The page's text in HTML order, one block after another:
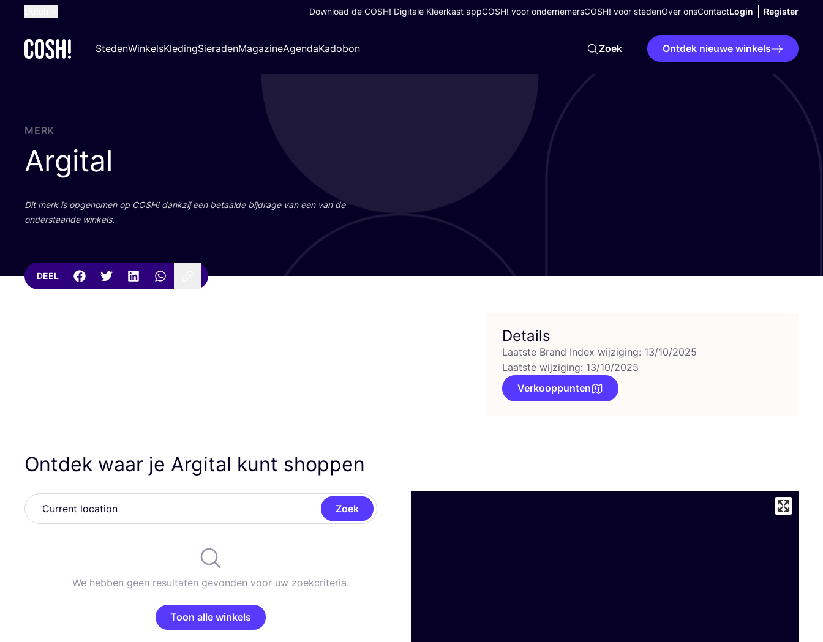
French
Croatian
Download de COSH! Digitale Kleerkast appCOSH! voor ondernemersCOSH! voor stedenOver onsContactLogin Register
StedenWinkelsKledingSieradenMagazineAgendaKadobon Zoek Ontdek nieuwe winkels
MERK
Argital
Dit merk is opge­no­men op COSH! dank­zij een betaal­de bij­dra­ge van een van de
onder­staan­de winkels.
DEEL
Details
Laatste Brand Index wijziging: 13/10/2025
Laatste wijziging: 13/10/2025
Verkooppunten
Ontdek waar je Argital kunt shoppen
Zoek
We hebben geen resultaten gevonden voor uw zoekcriteria.
Toon alle winkels